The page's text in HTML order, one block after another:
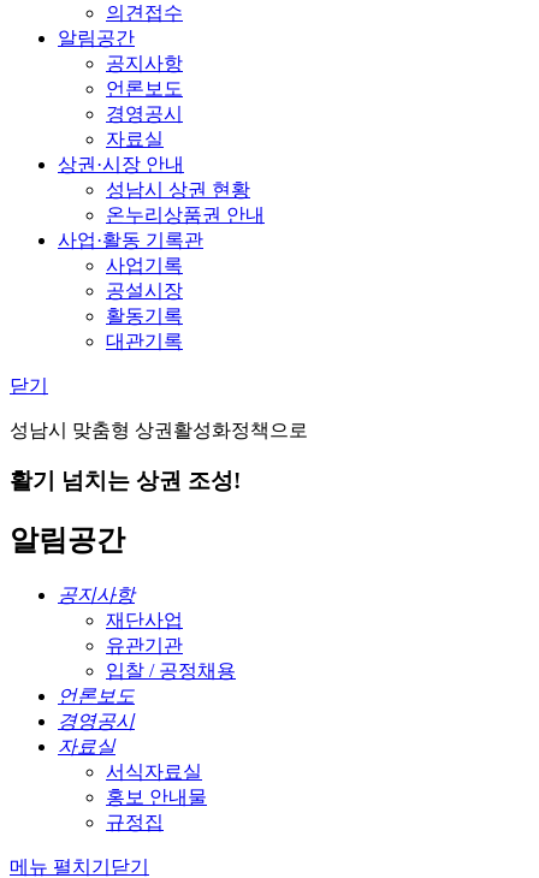
의견접수
알림공간
공지사항
언론보도
경영공시
자료실
상권·시장 안내
성남시 상권 현황
온누리상품권 안내
사업·활동 기록관
사업기록
공설시장
활동기록
대관기록
닫기
성남시 맞춤형 상권활성화정책으로
활기 넘치는 상권 조성!
알림공간
공지사항
재단사업
유관기관
입찰 / 공정채용
언론보도
경영공시
자료실
서식자료실
홍보 안내물
규정집
메뉴 펼치기 닫기